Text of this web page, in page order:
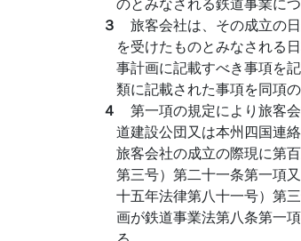
３ 旅客会社は、その成立の
を受けたものとみなされる
事計画に記載すべき事項を
類に記載された事項を同項
４ 第一項の規定により旅客
道建設公団又は本州四国連
旅客会社の成立の際現に第
第三号）第二十一条第一項
十五年法律第八十一号）第
画が鉄道事業法第八条第一